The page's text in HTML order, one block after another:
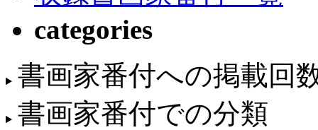
categories
書画家番付への掲載回
書画家番付での分類